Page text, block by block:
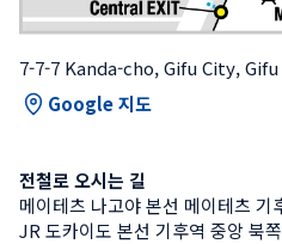
7-7-7 Kanda-cho, Gifu City,
Google 지도
전철로 오시는 길
메이테츠 나고야 본선 메이테츠 기
JR 도카이도 본선 기후역 중앙 북